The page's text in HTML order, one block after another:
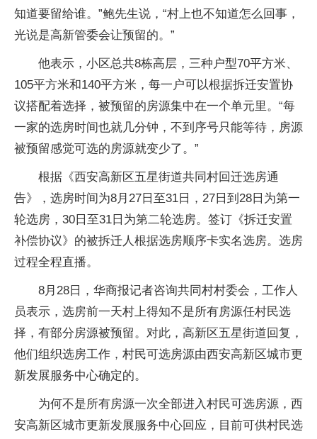
知道要留给谁。”鲍先生说，“村上也不知道怎么回事，
光说是高新管委会让预留的。”
他表示，小区总共8栋高层，三种户型70平方米、
105平方米和140平方米，每一户可以根据拆迁安置协
议搭配着选择，被预留的房源集中在一个单元里。“每
一家的选房时间也就几分钟，不到序号只能等待，房源
被预留感觉可选的房源就变少了。”
根据《西安高新区五星街道共同村回迁选房通
告》，选房时间为8月27日至31日，27日到28日为第一
轮选房，30日至31日为第二轮选房。签订《拆迁安置
补偿协议》的被拆迁人根据选房顺序卡实名选房。选房
过程全程直播。
8月28日，华商报记者咨询共同村村委会，工作人
员表示，选房前一天村上得知不是所有房源任村民选
择，有部分房源被预留。对此，高新区五星街道回复，
他们组织选房工作，村民可选房源由西安高新区城市更
新发展服务中心确定的。
为何不是所有房源一次全部进入村民可选房源，西
安高新区城市更新发展服务中心回应，目前可供村民选